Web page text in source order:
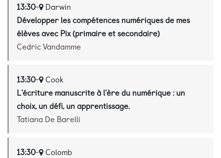
13:30- Darwin
Développer les compétences numériques de mes
élèves avec Pix (primaire et secondaire)
Cedric Vandamme
13:30- Cook
L'écriture manuscrite à l'ère du numérique : un
choix, un défi, un apprentissage.
Tatiana De Barelli
13:30- Colomb